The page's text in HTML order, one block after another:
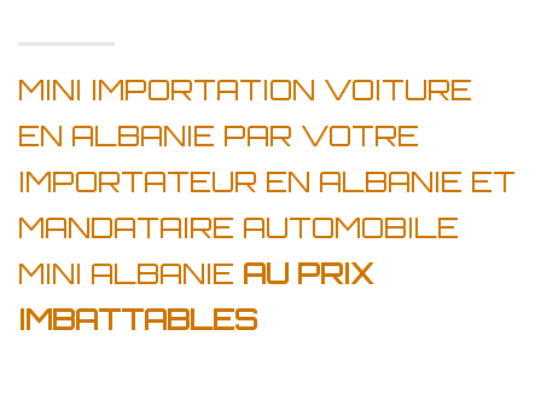
MINI IMPORTATION VOITURE
EN ALBANIE PAR VOTRE
IMPORTATEUR EN ALBANIE ET
MANDATAIRE AUTOMOBILE
MINI ALBANIE AU PRIX
IMBATTABLES